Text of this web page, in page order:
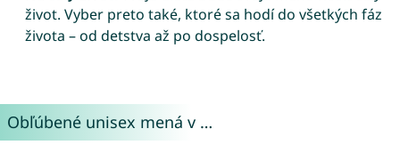
život. Vyber preto také, ktoré sa hodí do všetkých fáz
života – od detstva až po dospelosť.
Obľúbené unisex mená v …